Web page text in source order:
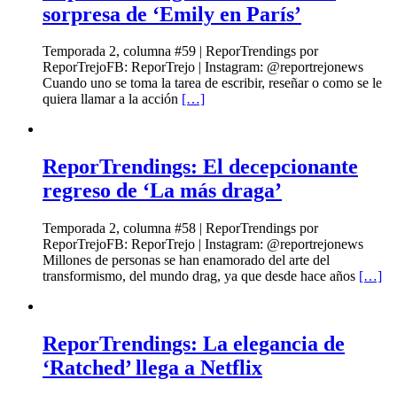
sorpresa de ‘Emily en París’
Temporada 2, columna #59 | ReporTrendings por
ReporTrejoFB: ReporTrejo | Instagram: @reportrejonews
Cuando uno se toma la tarea de escribir, reseñar o como se le
quiera llamar a la acción […]
ReporTrendings: El decepcionante
regreso de ‘La más draga’
Temporada 2, columna #58 | ReporTrendings por
ReporTrejoFB: ReporTrejo | Instagram: @reportrejonews
Millones de personas se han enamorado del arte del
transformismo, del mundo drag, ya que desde hace años […]
ReporTrendings: La elegancia de
‘Ratched’ llega a Netflix